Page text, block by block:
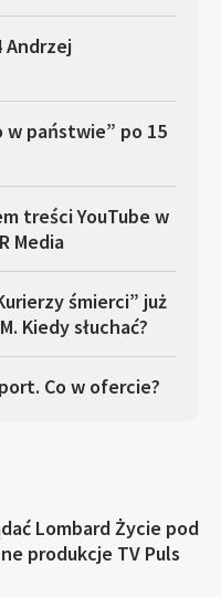
Andrzej
w państwie” po 15
treści YouTube w
Media
śmierci” już
Kiedy słuchać?
Co w ofercie?
Lombard Życie pod
produkcje TV Puls